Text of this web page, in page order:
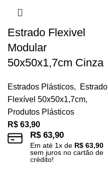
Estrado Flexivel
Modular
50x50x1,7cm Cinza
Estrados Plásticos,
Estrado
Flexível 50x50x1,7cm,
Produtos Plásticos
R$ 63,90
R$63,90
Em até 1x de R$ 63,90
sem juros no cartão de
crédito!